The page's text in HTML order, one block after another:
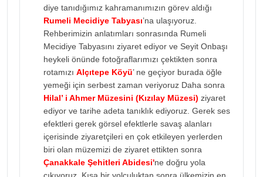
diye tanıdığımız kahramanımızın görev aldığı
Rumeli Mecidiye Tabyası’na ulaşıyoruz.
Rehberimizin anlatımları sonrasında Rumeli
Mecidiye Tabyasını ziyaret ediyor ve Seyit Onbaşı
heykeli önünde fotoğraflarımızı çektikten sonra
rotamızı Alçıtepe Köyü’ ne geçiyor burada öğle
yemeği için serbest zaman veriyoruz Daha sonra
Hilal’ i Ahmer Müzesini (Kızılay Müzesi) ziyaret
ediyor ve tarihe adeta tanıklık ediyoruz. Gerek ses
efektleri gerek görsel efektlerle savaş alanları
içerisinde ziyaretçileri en çok etkileyen yerlerden
biri olan müzemizi de ziyaret ettikten sonra
Çanakkale Şehitleri Abidesi'ne doğru yola